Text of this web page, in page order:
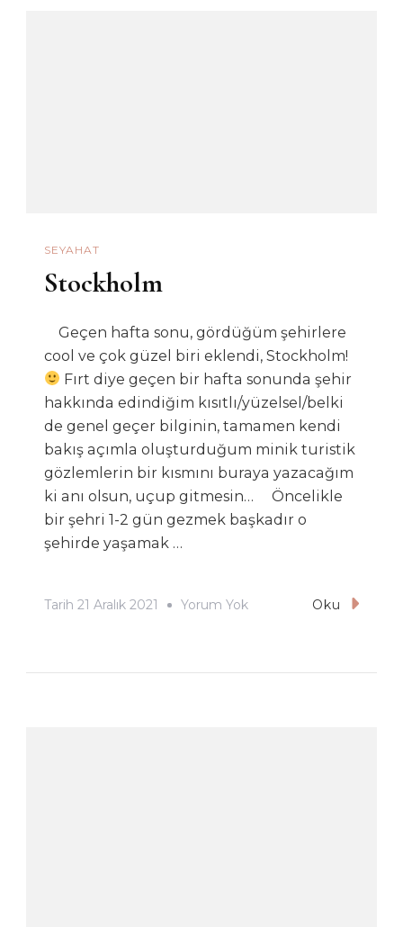
SEYAHAT
Stockholm
Geçen hafta sonu, gördüğüm şehirlere
cool ve çok güzel biri eklendi, Stockholm!
Fırt diye geçen bir hafta sonunda şehir
hakkında edindiğim kısıtlı/yüzelsel/belki
de genel geçer bilginin, tamamen kendi
bakış açımla oluşturduğum minik turistik
gözlemlerin bir kısmını buraya yazacağım
ki anı olsun, uçup gitmesin… Öncelikle
bir şehri 1-2 gün gezmek başkadır o
şehirde yaşamak …
Tarih 21 Aralık 2021 Yorum YokStockholmOku